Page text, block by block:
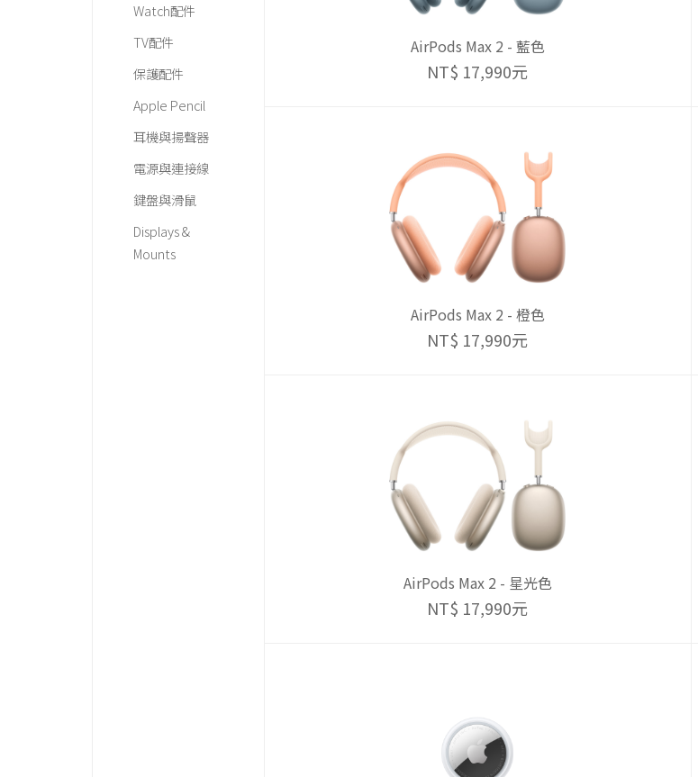
Watch配件
TV配件
保護配件
Apple Pencil
耳機與揚聲器
電源與連接線
鍵盤與滑鼠
Displays &
Mounts
AirPods Max 2 - 藍色
NT$ 17,990元
AirPods Max 2 - 橙色
NT$ 17,990元
AirPods Max 2 - 星光色
NT$ 17,990元